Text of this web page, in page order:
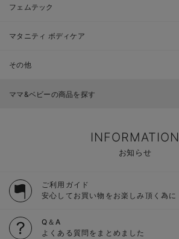
フェムテック
マタニティ ボディケア
その他
ママ&ベビーの商品を探す
INFORMATION
お知らせ
ご利用ガイド
安心してお買い物をお楽しみ頂く為に
Q＆A
よくある質問をまとめました